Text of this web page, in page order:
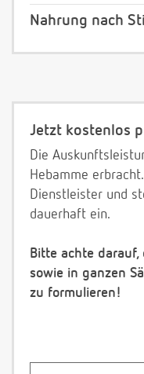
Nahrung nach
Jetzt kostenlos
Die
Hebamme
Dienstleister und
dauerhaft ein.
Bitte achte darauf,
sowie in ganzen
zu formulieren!